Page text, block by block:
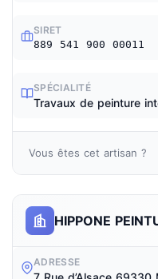
SIRET
889 541 900 00011
SPÉCIALITÉ
Travaux de peinture
Vous êtes cet artisan ?
HIPPONE
ADRESSE